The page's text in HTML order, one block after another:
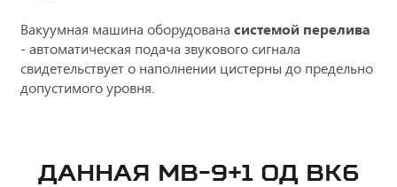
Вакуумная машина оборудована системой перелива
- автоматическая подача звукового сигнала
свидетельствует о наполнении цистерны до предельно
допустимого уровня.
ДАННАЯ МВ-9+1 ОД ВК6